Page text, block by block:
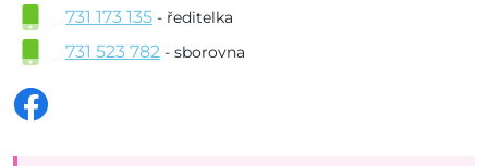
731 173 135 - ředitelka
731 523 782 - sborovna